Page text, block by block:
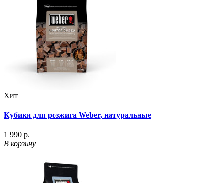
Хит
Кубики для розжига Weber, натуральные
1 990 р.
В корзину